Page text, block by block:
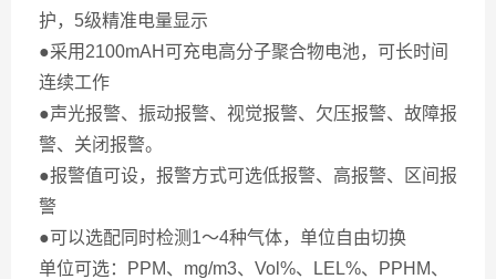
护，5级精准电量显示
●采用2100mAH可充电高分子聚合物电池，可长时间
连续工作
●声光报警、振动报警、视觉报警、欠压报警、故障报
警、关闭报警。
●报警值可设，报警方式可选低报警、高报警、区间报
警
●可以选配同时检测1～4种气体，单位自由切换
单位可选：PPM、mg/m3、Vol%、LEL%、PPHM、